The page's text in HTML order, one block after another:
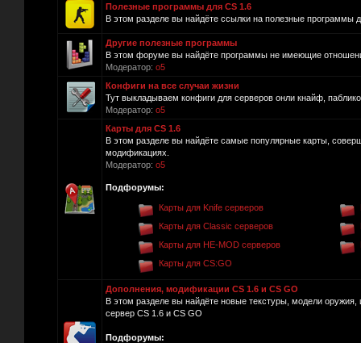
Полезные программы для CS 1.6
В этом разделе вы найдёте ссылки на полезные программы
Другие полезные программы
В этом форуме вы найдёте программы не имеющие
Модератор: o5
Конфиги на все случаи жизни
Тут выкладываем конфиги для серверов онли кнайф,
Модератор: o5
Карты для CS 1.6
В этом разделе вы найдёте самые популярные карты,
модификациях.
Модератор: o5
Подфорумы:
Карты для Knife серверов
Карты для Classic серверов
Карты для HE-MOD серверов
Карты для CS:GO
Дополнения, модификации CS 1.6 и CS GO
В этом разделе вы найдёте новые текстуры, модели
сервер CS 1.6 и CS GO
Подфорумы: